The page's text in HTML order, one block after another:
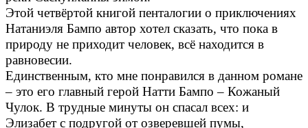
Этой четвёртой книгой пенталогии о приключениях
Натаниэля Бампо автор хотел сказать, что пока в
природу не приходит человек, всё находится в
равновесии.
Единственным, кто мне понравился в данном романе
– это его главный герой Натти Бампо – Кожаный
Чулок. В трудные минуты он спасал всех: и
Элизабет с подругой от озверевшей пумы,